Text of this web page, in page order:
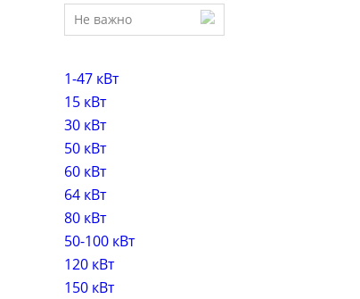
Не важно
1-47 кВт
15 кВт
30 кВт
50 кВт
60 кВт
64 кВт
80 кВт
50-100 кВт
120 кВт
150 кВт